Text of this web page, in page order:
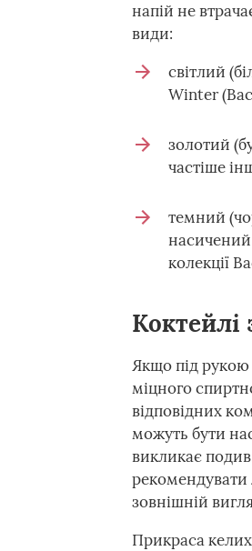
напій не
види:
світлий
Winter
золотий
частіше
темний
насичений
колекції
Якщо під
міцного
відповідних
можуть бути
викликає
зовнішній
Прикраса